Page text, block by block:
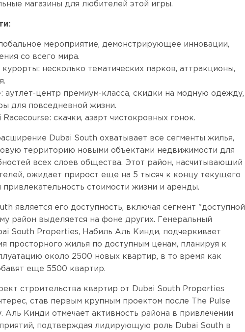
магазины для любителей этой игры.
мероприятие, демонстрирующее инновации,
со всего мира.
несколько тематических парков, аттракционы,
аутлет-центр премиум-класса, скидки на модную одежду,
для повседневной жизни.
скачки, азарт чистокровных гонок.
Dubai South охватывает все сегменты жилья,
территорию новыми объектами недвижимости для
всех слоев общества. Этот район, насчитывающий
ожидает прирост еще на 5 тысяч к концу текущего
привлекательность стоимости жизни и аренды.
является его доступность, включая сегмент "доступной
район выделяется на фоне других. Генеральный
South Properties, Набиль Аль Кинди, подчеркивает
просторного жилья по доступным ценам, планируя к
около 2500 новых квартир, в то время как
еще 5500 квартир.
строительства квартир от Dubai South Properties
став первым крупным проектом после The Pulse
Кинди отмечает активность района в привлечении
подтверждая лидирующую роль Dubai South в